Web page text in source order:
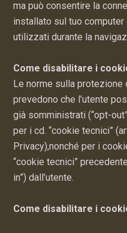
ma può consentire la
installato sul tuo
utilizzati durante la
Come disabilitare i
Le norme sulla protezione
prevedono che l’utente
già somministrati (“opt-
per i cd. “cookie tecnici”
Privacy),nonché per i
“cookie tecnici”
in”) dall’utente.
Come disabilitare i